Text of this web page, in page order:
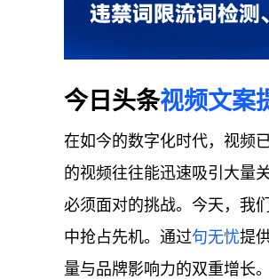
今日头条视频文案
在如今的数字化时代，视频
的视频往往能迅速吸引大量
必须面对的挑战。今天，我
中抢占先机。通过句无忧提
量与品牌影响力的双重增长。